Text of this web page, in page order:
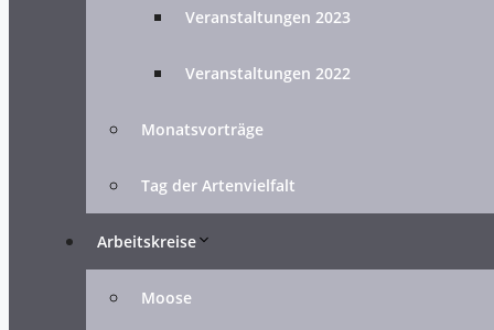
Veranstaltungen 2023
Veranstaltungen 2022
Monatsvorträge
Tag der Artenvielfalt
Arbeitskreise
Moose